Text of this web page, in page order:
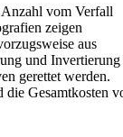
vom Verfall
zeigen
aus
und Invertierung
gerettet werden.
Gesamtkosten